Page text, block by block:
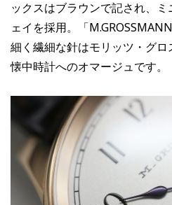
ックスはブラウンで記され、
ェイを採用。「
細く繊細な針はモリッツ・グ
懐中時計へのオマージュです。